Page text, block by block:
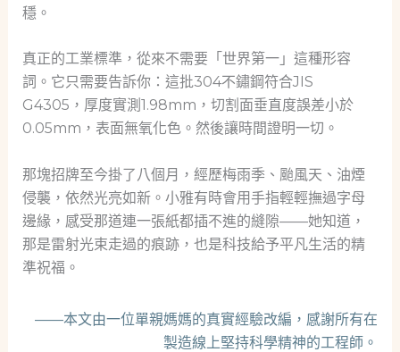
穩。
真正的工業標準，從來不需要「世界第一」這種形容
詞。它只需要告訴你：這批304不鏽鋼符合JIS
G4305，厚度實測1.98mm，切割面垂直度誤差小於
0.05mm，表面無氧化色。然後讓時間證明一切。
那塊招牌至今掛了八個月，經歷梅雨季、颱風天、油煙
侵襲，依然光亮如新。小雅有時會用手指輕輕撫過字母
邊緣，感受那道連一張紙都插不進的縫隙——她知道，
那是雷射光束走過的痕跡，也是科技給予平凡生活的精
準祝福。
——本文由一位單親媽媽的真實經驗改編，感謝所有在
製造線上堅持科學精神的工程師。